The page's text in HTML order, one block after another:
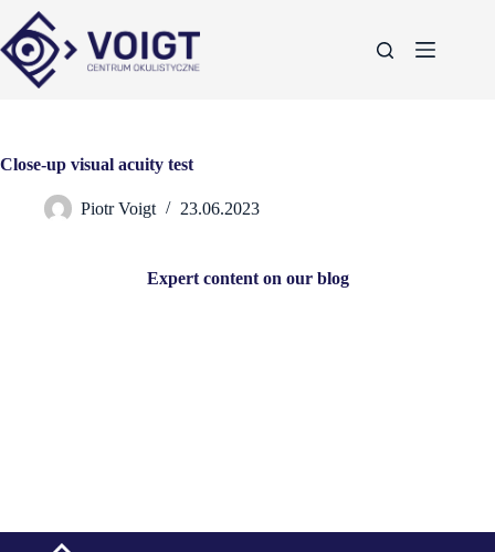
Close-up visual acuity test
Piotr Voigt 23.06.2023
Expert content on our blog